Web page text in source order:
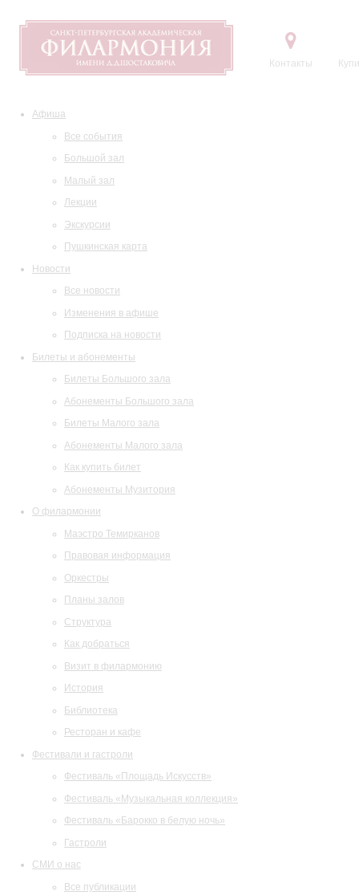
Контакты
Афиша
Все события
Большой зал
Малый зал
Лекции
Экскурсии
Пушкинская карта
Новости
Все новости
Изменения в афише
Подписка на новости
Билеты и абонементы
Билеты Большого зала
Абонементы Большого зала
Билеты Малого зала
Абонементы Малого зала
Как купить билет
Абонементы Музитория
О филармонии
Маэстро Темирканов
Правовая информация
Оркестры
Планы залов
Структура
Как добраться
Визит в филармонию
История
Библиотека
Ресторан и кафе
Фестивали и гастроли
Фестиваль «Площадь Искусств»
Фестиваль «Музыкальная коллекция»
Фестиваль «Барокко в белую ночь»
Гастроли
СМИ о нас
Все публикации